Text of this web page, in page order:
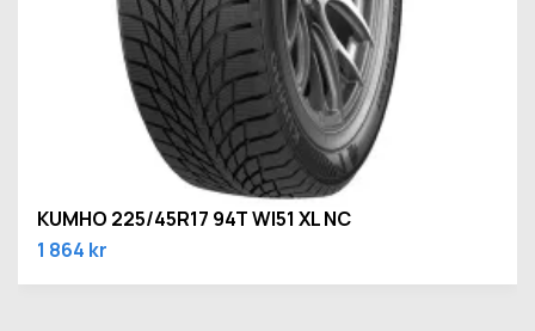
KUMHO 225/45R17 94T WI51 XL NC
1 864 kr